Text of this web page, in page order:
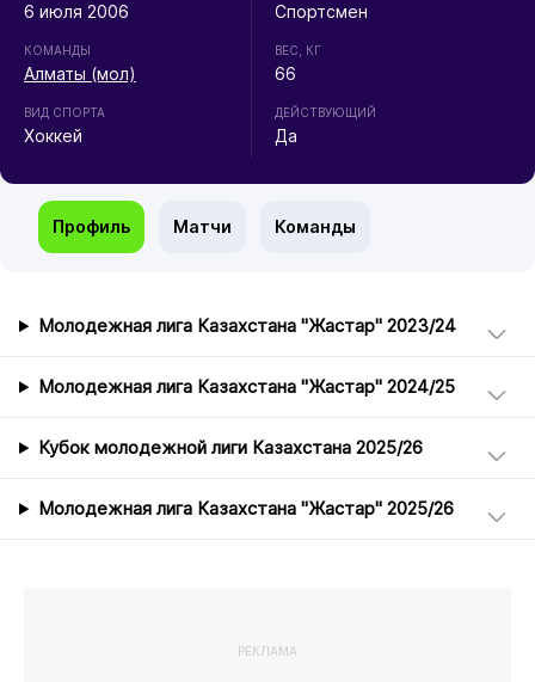
6 июля 2006
КОМАНДЫ
Алматы (мол)
ВИД СПОРТА
Хоккей
Спортсмен
ВЕС, КГ
66
ДЕЙСТВУЮЩИЙ
Да
Профиль Матчи Команды
Молодежная лига Казахстана "Жастар" 2023/24
Молодежная лига Казахстана "Жастар" 2024/25
Кубок молодежной лиги Казахстана 2025/26
Молодежная лига Казахстана "Жастар" 2025/26
РЕКЛАМА